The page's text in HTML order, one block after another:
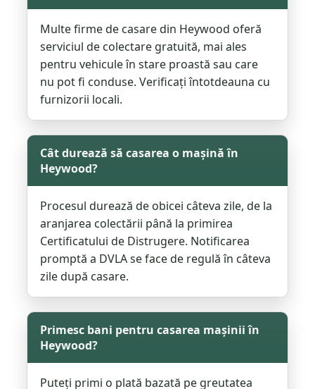
Multe firme de casare din Heywood oferă
serviciul de colectare gratuită, mai ales
pentru vehicule în stare proastă sau care
nu pot fi conduse. Verificați întotdeauna cu
furnizorii locali.
Cât durează să casarea o mașină în
Heywood?
Procesul durează de obicei câteva zile, de la
aranjarea colectării până la primirea
Certificatului de Distrugere. Notificarea
promptă a DVLA se face de regulă în câteva
zile după casare.
Primesc bani pentru casarea mașinii în
Heywood?
Puteți primi o plată bazată pe greutatea